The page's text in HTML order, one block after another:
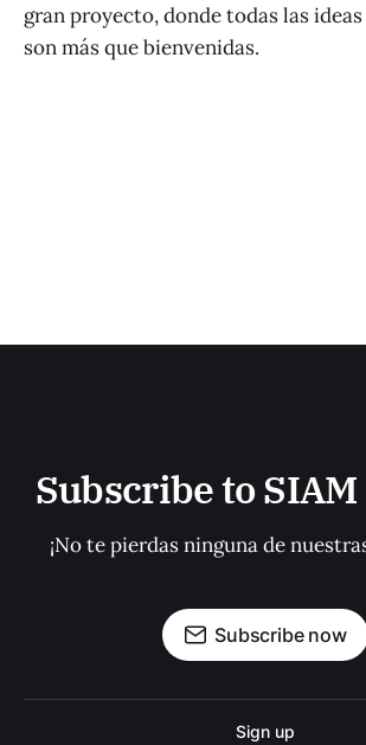
gran proyecto, donde todas las
son más que bienvenidas.
Subscribe to
¡No te pierdas ninguna de
Subscribe now
Sign up